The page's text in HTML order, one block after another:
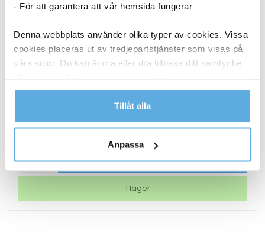
- För att garantera att vår hemsida fungerar
Denna webbplats använder olika typer av cookies. Vissa
cookies placeras ut av tredjepartstjänster som visas på
våra sidor. Du kan ändra eller dra tillbaka ditt samtycke
Läs mer i vår integritetspolicy om vilka vi är, hur du
kontaktar oss och på vilket sätt vi behandlar
Tillåt alla
Anpassa
Laddkabel Gear USB-C till USB-C 2.0 Vit 1m
Laddkabel
Gear
C
Köp nu
I lager